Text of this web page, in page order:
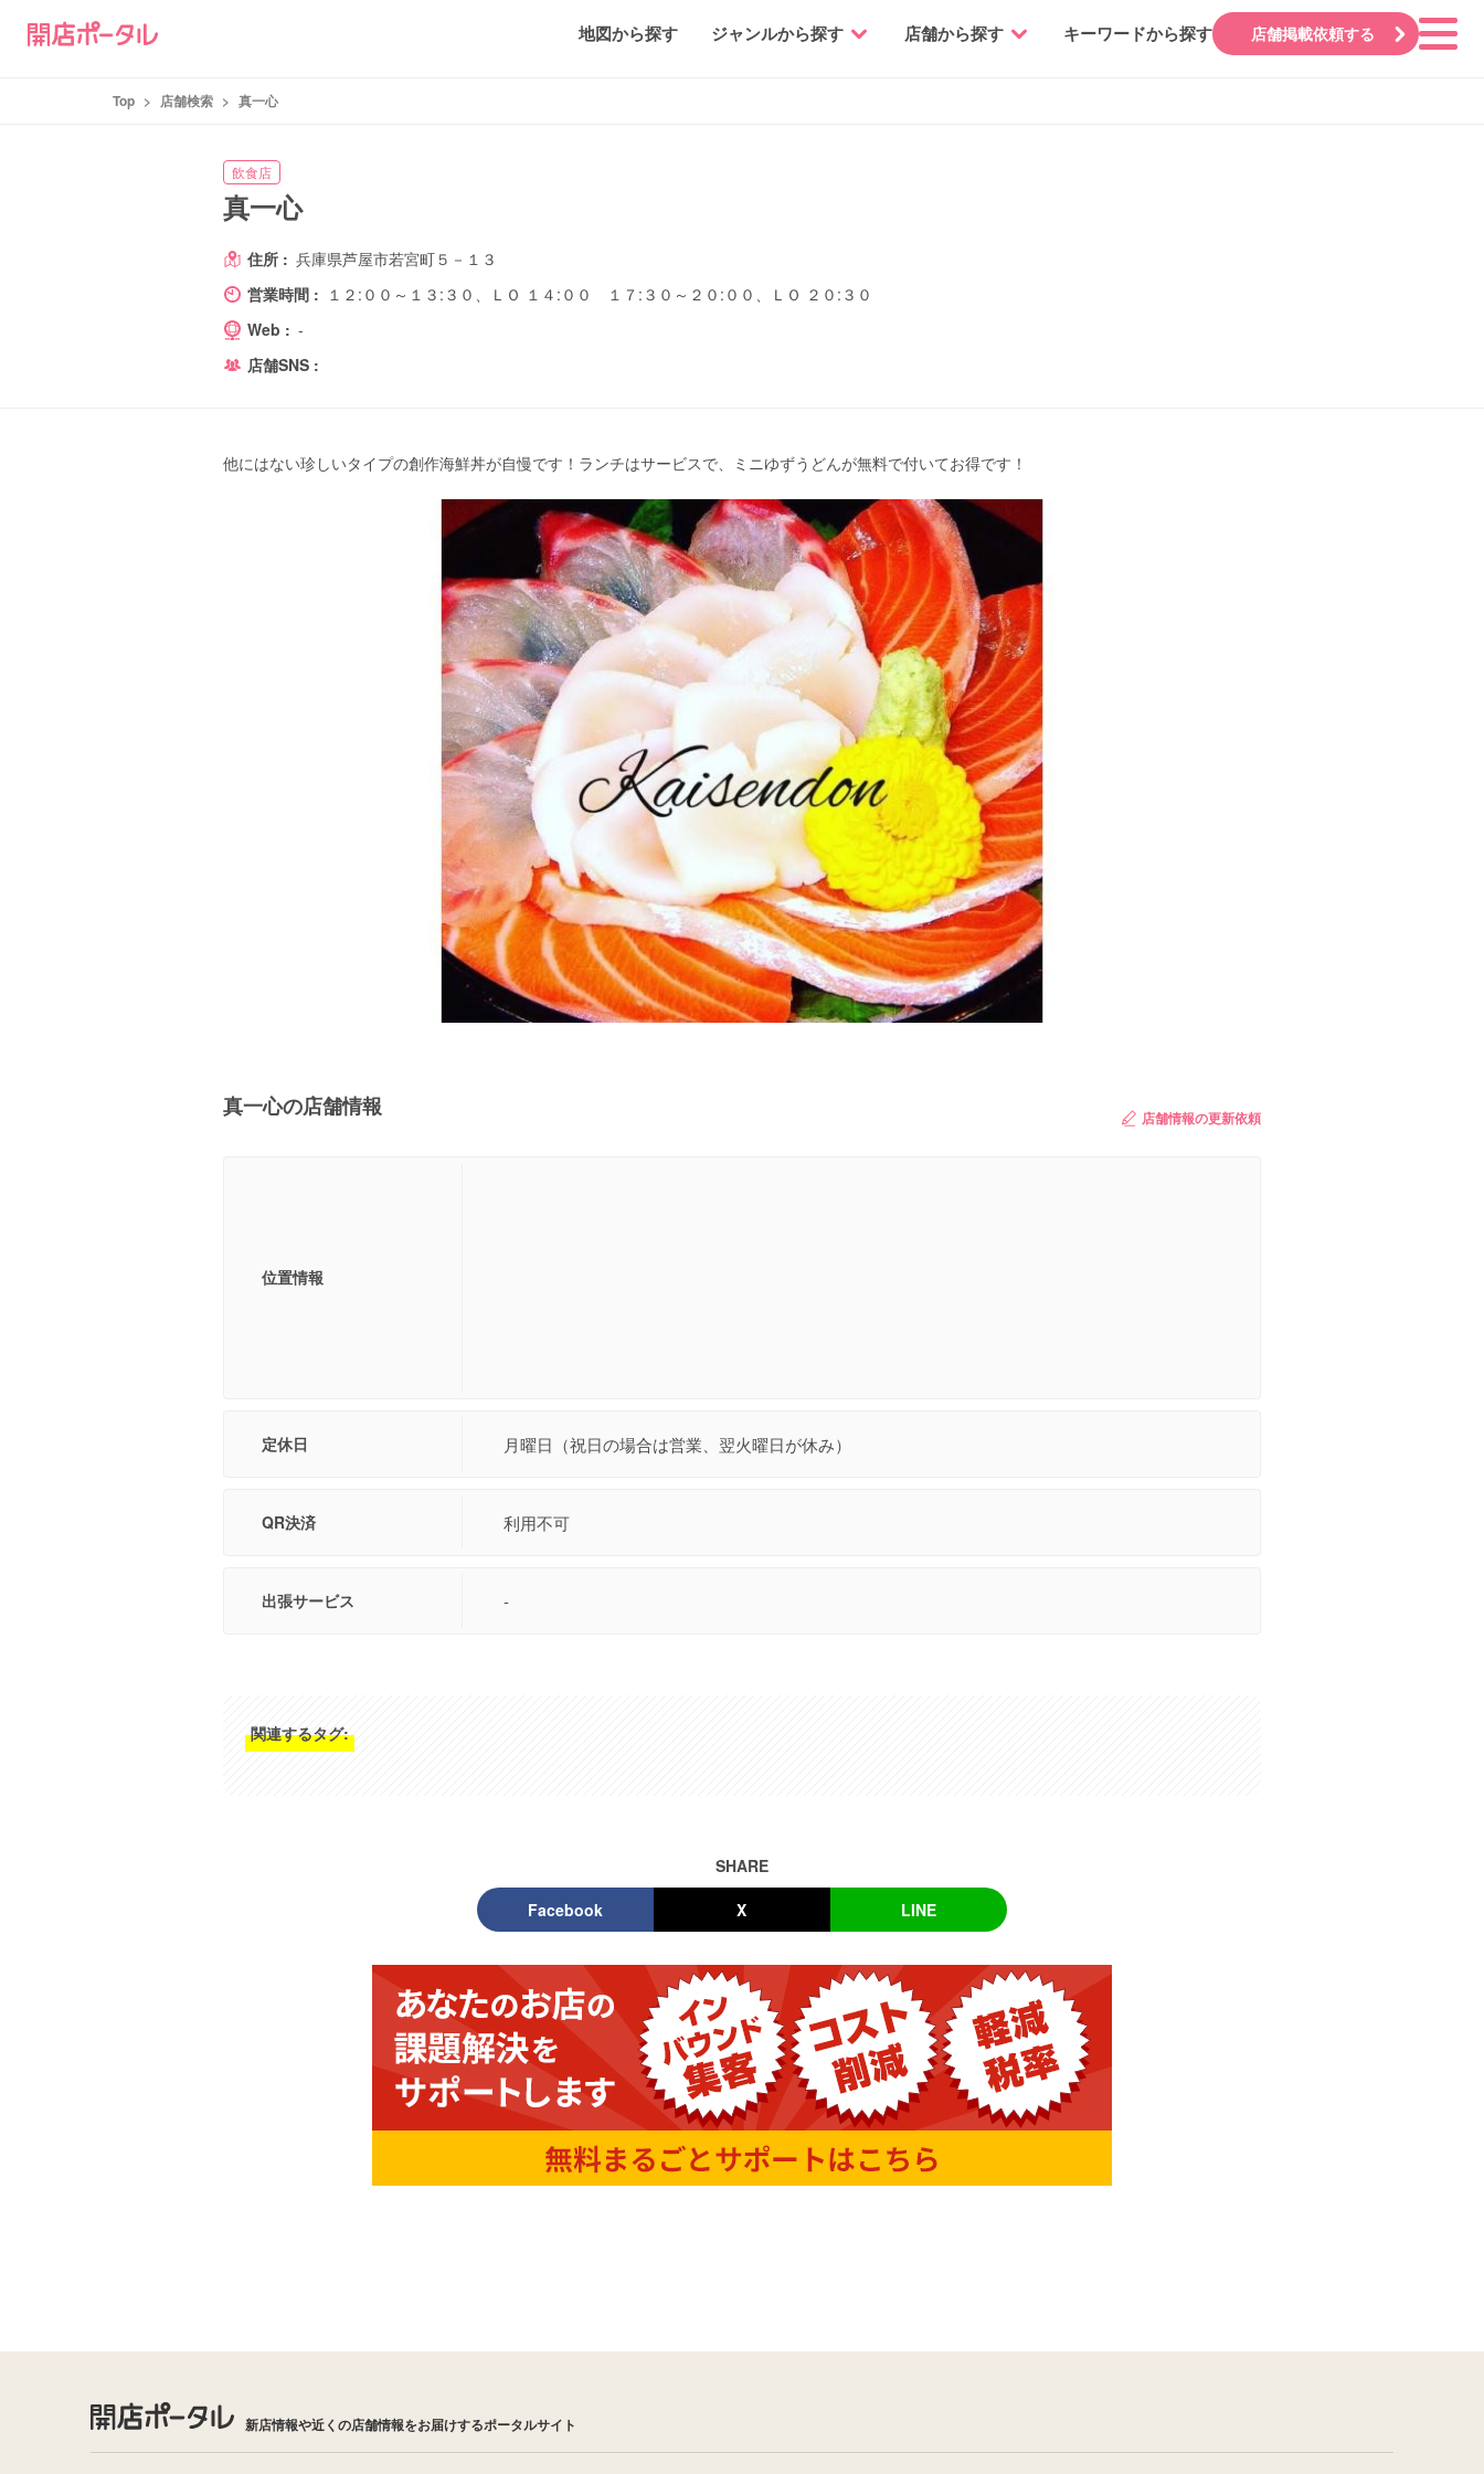
地図から探す ジャンルから探す 店舗から探す キーワードから探す 店舗掲載依頼する
Top > 店舗検索 > 真一心
飲食店
真一心
住所 : 兵庫県芦屋市若宮町５－１３
営業時間 : １２:００～１３:３０、ＬＯ １４:００ １７:３０～２０:００、ＬＯ ２０:３０
Web : -
店舗SNS :
他にはない珍しいタイプの創作海鮮丼が自慢です！ランチはサービスで、ミニゆずうどんが無料で付いてお得です！
真一心の店舗情報 店舗情報の更新依頼
位置情報
定休日 月曜日（祝日の場合は営業、翌火曜日が休み）
QR決済 利用不可
出張サービス -
関連するタグ:
SHARE
Facebook X LINE
新店情報や近くの店舗情報をお届けするポータルサイト